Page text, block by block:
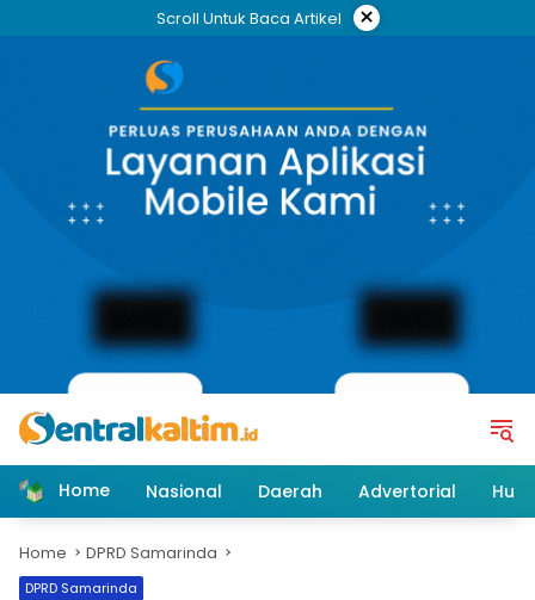
Scroll Untuk Baca Artikel ×
Home Nasional Daerah Advertorial
Home DPRD Samarinda
DPRD Samarinda